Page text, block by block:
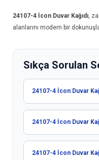
24107-4 İcon Duvar Kağıdı ,
alanlarını modern bir
Sıkça Sorulan
24107-4 İcon Duvar
24107-4 İcon Duvar
24107-4 İcon Duvar